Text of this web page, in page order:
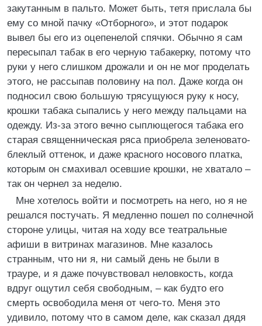
закутанным в пальто. Может быть, тетя прислала бы
ему со мной пачку «Отборного», и этот подарок
вывел бы его из оцепенелой спячки. Обычно я сам
пересыпал табак в его черную табакерку, потому что
руки у него слишком дрожали и он не мог проделать
этого, не рассыпав половину на пол. Даже когда он
подносил свою большую трясущуюся руку к носу,
крошки табака сыпались у него между пальцами на
одежду. Из-за этого вечно сыплющегося табака его
старая священническая ряса приобрела зеленовато-
блеклый оттенок, и даже красного носового платка,
которым он смахивал осевшие крошки, не хватало –
так он чернел за неделю.
Мне хотелось войти и посмотреть на него, но я не
решался постучать. Я медленно пошел по солнечной
стороне улицы, читая на ходу все театральные
афиши в витринах магазинов. Мне казалось
странным, что ни я, ни самый день не были в
трауре, и я даже почувствовал неловкость, когда
вдруг ощутил себя свободным, – как будто его
смерть освободила меня от чего-то. Меня это
удивило, потому что в самом деле, как сказал дядя